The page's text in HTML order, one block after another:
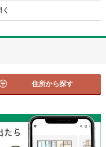
く
住所から探す